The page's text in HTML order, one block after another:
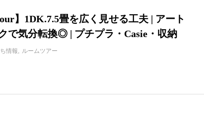
】1DK.7.5畳を広く見せる工夫 | アート
で気分転換◎ | プチプラ・Casie・収納
情報 ルームツアー